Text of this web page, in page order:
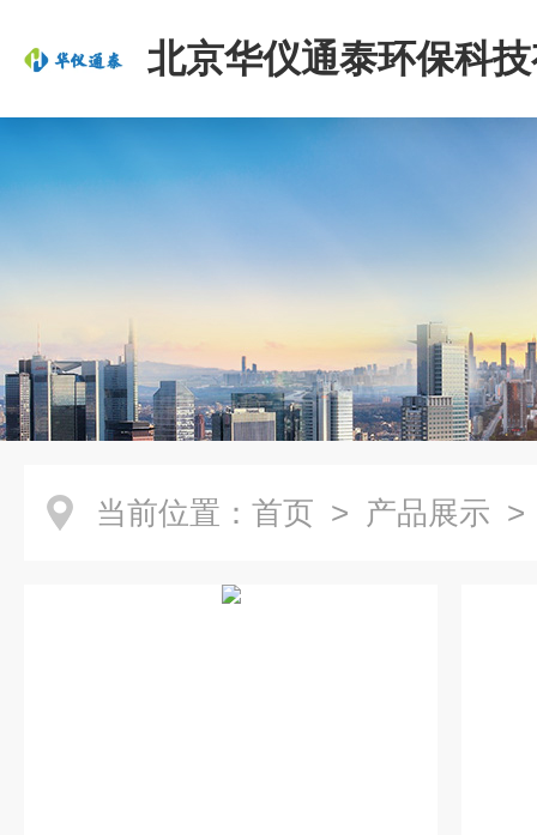
北京华仪通泰环保科
司
当前位置： 首页 > 产品展示